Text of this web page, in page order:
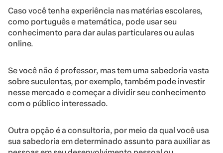
Caso você tenha experiência nas matérias escolares,
como português e matemática, pode usar seu
conhecimento para dar aulas particulares ou aulas
online.
Se você não é professor, mas tem uma sabedoria vasta
sobre suculentas, por exemplo, também pode investir
nesse mercado e começar a dividir seu conhecimento
com o público interessado.
Outra opção é a consultoria, por meio da qual você usa
sua sabedoria em determinado assunto para auxiliar as